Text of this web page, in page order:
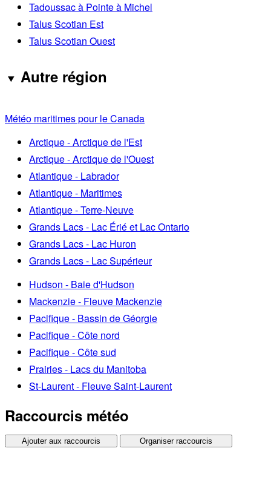
Tadoussac à Pointe à Michel
Talus Scotian Est
Talus Scotian Ouest
Autre région
Météo maritimes pour le Canada
Arctique - Arctique de l'Est
Arctique - Arctique de l'Ouest
Atlantique - Labrador
Atlantique - Maritimes
Atlantique - Terre-Neuve
Grands Lacs - Lac Érié et Lac Ontario
Grands Lacs - Lac Huron
Grands Lacs - Lac Supérieur
Hudson - Baie d'Hudson
Mackenzie - Fleuve Mackenzie
Pacifique - Bassin de Géorgie
Pacifique - Côte nord
Pacifique - Côte sud
Prairies - Lacs du Manitoba
St-Laurent - Fleuve Saint-Laurent
Raccourcis météo
Ajouter aux raccourcis Organiser raccourcis